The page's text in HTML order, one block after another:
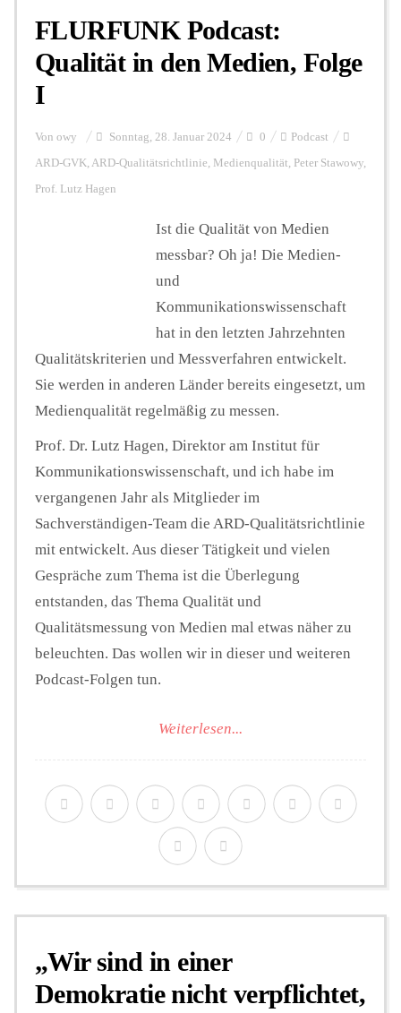
FLURFUNK Podcast:
Qualität in den Medien, Folge
I
Von owy Sonntag, 28. Januar 2024 0 Podcast
ARD-GVK, ARD-Qualitätsrichtlinie, Medienqualität, Peter Stawowy,
Prof. Lutz Hagen
Ist die Qualität von Medien
messbar? Oh ja! Die Medien-
und
Kommunikationswissenschaft
hat in den letzten Jahrzehnten
Qualitätskriterien und Messverfahren entwickelt.
Sie werden in anderen Länder bereits eingesetzt, um
Medienqualität regelmäßig zu messen.
Prof. Dr. Lutz Hagen, Direktor am Institut für
Kommunikationswissenschaft, und ich habe im
vergangenen Jahr als Mitglieder im
Sachverständigen-Team die ARD-Qualitätsrichtlinie
mit entwickelt. Aus dieser Tätigkeit und vielen
Gespräche zum Thema ist die Überlegung
entstanden, das Thema Qualität und
Qualitätsmessung von Medien mal etwas näher zu
beleuchten. Das wollen wir in dieser und weiteren
Podcast-Folgen tun.
Weiterlesen...
„Wir sind in einer
Demokratie nicht verpflichtet,